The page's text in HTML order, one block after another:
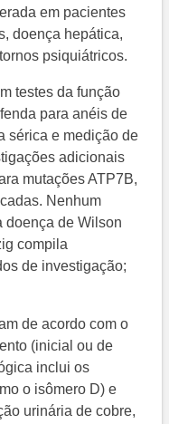
em pacientes
doença hepática,
psiquiátricos.
testes da função
para anéis de
sérica e medição de
adicionais
mutações ATP7B,
Nenhum
doença de Wilson
compila
de investigação;
de acordo com o
(inicial ou de
inclui os
o isômero D) e
urinária de cobre,